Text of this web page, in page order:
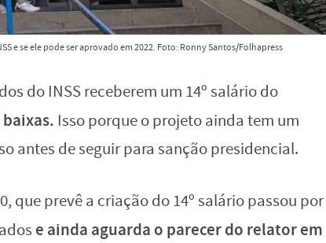
e se ele pode ser aprovado em 2022. Foto: Ronny Santos/Folhapress
do INSS receberem um 14º salário do
Isso porque o projeto ainda tem um
antes de seguir para sanção presidencial.
que prevê a criação do 14º salário passou por
e ainda aguarda o parecer do relator em